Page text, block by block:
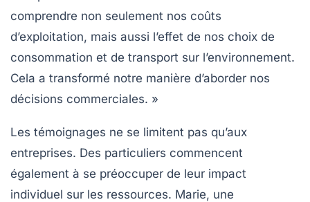
comprendre non seulement nos coûts
d’exploitation, mais aussi l’effet de nos choix de
consommation et de transport sur l’environnement.
Cela a transformé notre manière d’aborder nos
décisions commerciales. »
Les témoignages ne se limitent pas qu’aux
entreprises. Des particuliers commencent
également à se préoccuper de leur impact
individuel sur les ressources. Marie, une